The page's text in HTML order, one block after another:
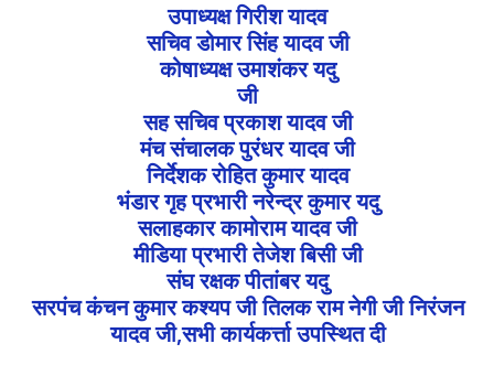
उपाध्यक्ष गिरीश यादव
सचिव डोमार सिंह यादव जी
कोषाध्यक्ष उमाशंकर यदु
जी
सह सचिव प्रकाश यादव जी
मंच संचालक पुरंधर यादव जी
निर्देशक रोहित कुमार यादव
भंडार गृह प्रभारी नरेन्द्र कुमार यदु
सलाहकार कामोराम यादव जी
मीडिया प्रभारी तेजेश बिसी जी
संघ रक्षक पीतांबर यदु
सरपंच कंचन कुमार कश्यप जी तिलक राम नेगी जी निरंजन
यादव जी,सभी कार्यकर्त्ता उपस्थित दी